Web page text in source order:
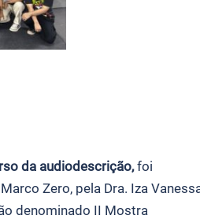
da audiodescrição,foi
Zero, pela Dra. Iza
denominado II Mostra